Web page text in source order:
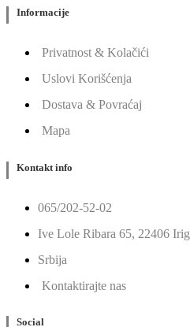
Informacije
Privatnost & Kolačići
Uslovi Korišćenja
Dostava & Povraćaj
Mapa
Kontakt info
065/202-52-02
Ive Lole Ribara 65, 22406 Irig
Srbija
Kontaktirajte nas
Social